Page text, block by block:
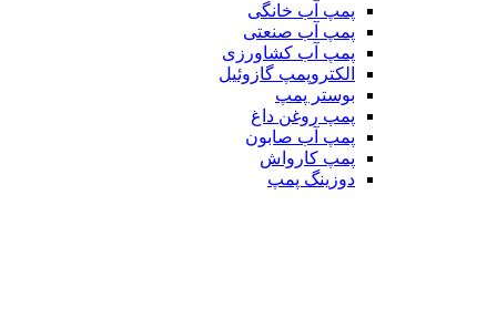
پمپ آب خانگی
پمپ آب صنعتی
پمپ آب کشاورزی
الکتروپمپ گازوئیل
بوستر پمپ
پمپ روغن داغ
پمپ آب صابون
پمپ کارواش
دوزینگ پمپ